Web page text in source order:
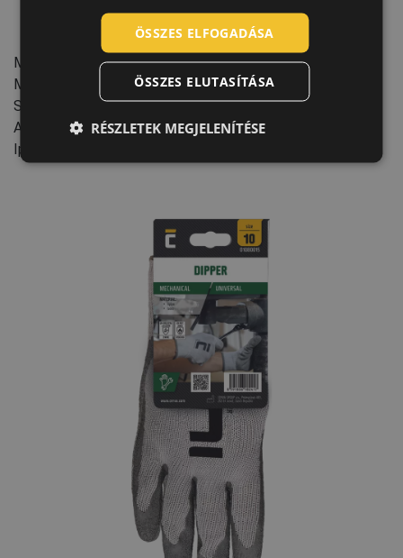
Jellemzők:
Mandzsetta típusa: knitwrist
Mártott terület: Tenyér, Ujjak
Skála: 10 GG
Akasztófüles csomagolás
Iparág: Autóipar, Gépipar
GERMAN
ÖSSZES ELFOGADÁSA
ÖSSZES ELUTASÍTÁSA
RÉSZLETEK MEGJELENÍTÉSE